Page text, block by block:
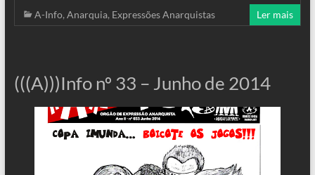
A-Info, Anarquia, Expressões Anarquistas Ler mais
(((A)))Info nº 33 – Junho de 2014